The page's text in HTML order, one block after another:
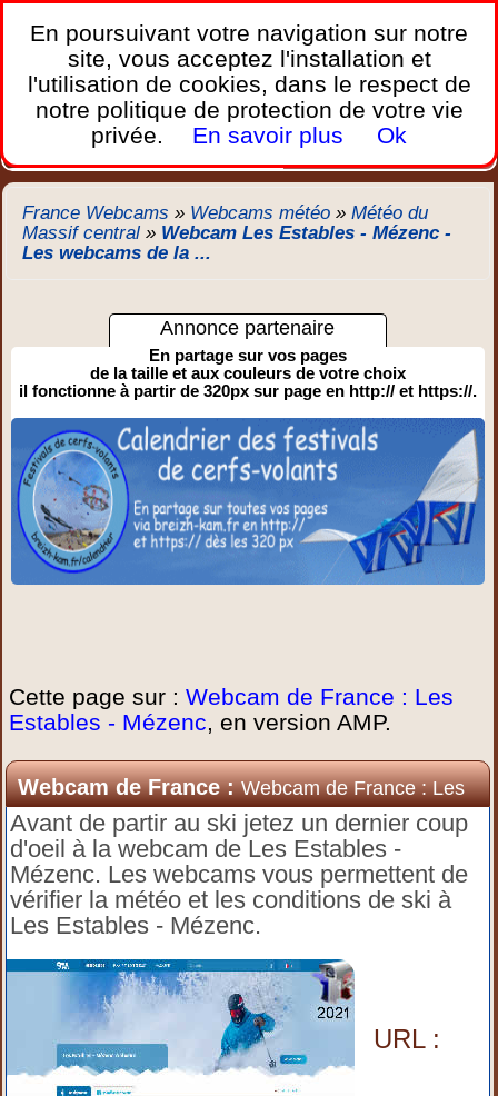
France Webcams,
Les webcams sur mobiles, portables et PC.
Home Bretagne Corse Plages Ports Montagnes
Trafic Chercher New
France Webcams » Webcams météo »Météo du
Massif central » Webcam Les Estables - Mézenc -
Les webcams de la ...
Annonce partenaire
En partage sur vos pages
de la taille et aux couleurs de votre choix
il fonctionne à partir de 320px sur page en http:// et https://.
Cette page sur :Webcam de France : Les
Estables - Mézenc, en version AMP.
Webcam de France :Webcam de France : Les
Estables - Mézenc
Avant de partir au ski jetez un dernier coup
d'oeil à la webcam de Les Estables -
Mézenc. Les webcams vous permettent de
vérifier la météo et les conditions de ski à
Les Estables - Mézenc.
URL :
En poursuivant votre navigation sur notre
site, vous acceptez l'installation et
l'utilisation de cookies, dans le respect de
notre politique de protection de votre vie
privée.
En savoir plus Ok